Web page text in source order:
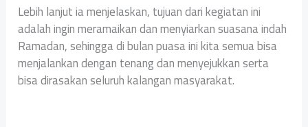
Lebih lanjut ia menjelaskan, tujuan dari kegiatan ini
adalah ingin meramaikan dan menyiarkan suasana indah
Ramadan, sehingga di bulan puasa ini kita semua bisa
menjalankan dengan tenang dan menyejukkan serta
bisa dirasakan seluruh kalangan masyarakat.